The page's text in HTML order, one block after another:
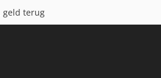
geld terug